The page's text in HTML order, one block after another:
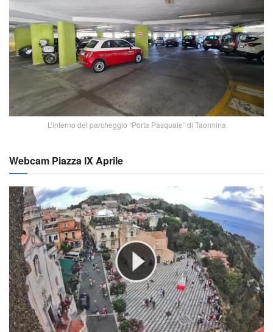
L’interno del parcheggio “Porta Pasquale” di Taormina
Webcam Piazza IX Aprile